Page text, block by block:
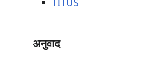
TITUS
अनुवाद